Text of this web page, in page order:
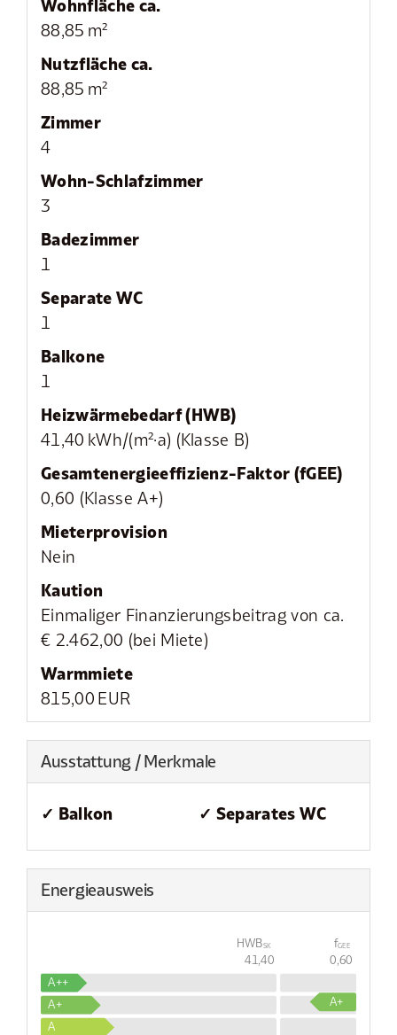
Wohnfläche ca.
88,85 m²
Nutzfläche ca.
88,85 m²
Zimmer
4
Wohn-Schlafzimmer
3
Badezimmer
1
Separate WC
1
Balkone
1
Heizwärmebedarf (HWB)
41,40 kWh/(m²·a) (Klasse B)
Gesamtenergie­effizienz-Faktor (fGEE)
0,60 (Klasse A+)
Mieter­provision
Nein
Kaution
Einmaliger Finanzierungsbeitrag von ca.
€ 2.462,00 (bei Miete)
Warmmiete
815,00 EUR
Ausstattung / Merkmale
✓ Balkon ✓ Separates WC
Energieausweis
HWBSK
41,40 0,60
fGEE
A++
A+
A
A+